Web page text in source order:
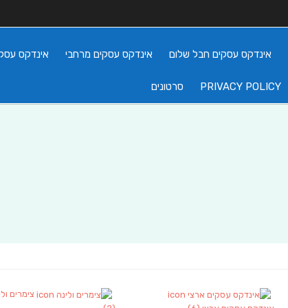
אינדקס עסקים חבל שלום אינדקס עסקים מרחבי אינדקס
PRIVACY POLICY סרטונים
צימרים